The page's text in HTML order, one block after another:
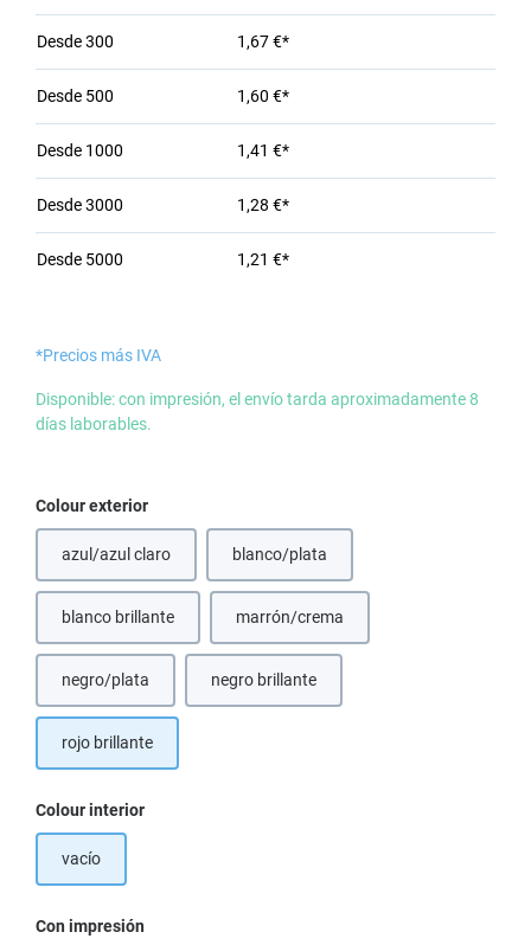
Desde300 1,67 €*
Desde 500 1,60 €*
Desde 1000 1,41 €*
Desde3000 1,28 €*
Desde 5000 1,21 €*
*Precios más IVA
Disponible: con impresión, el envío tarda aproximadamente 8
días laborables.
Seleccione
Colour exterior
azul/azul claro blanco/plata
blanco brillante marrón/crema
negro/plata negro brillante
rojo brillante
Seleccione
Colour interior
vacío
Seleccione
Con impresión